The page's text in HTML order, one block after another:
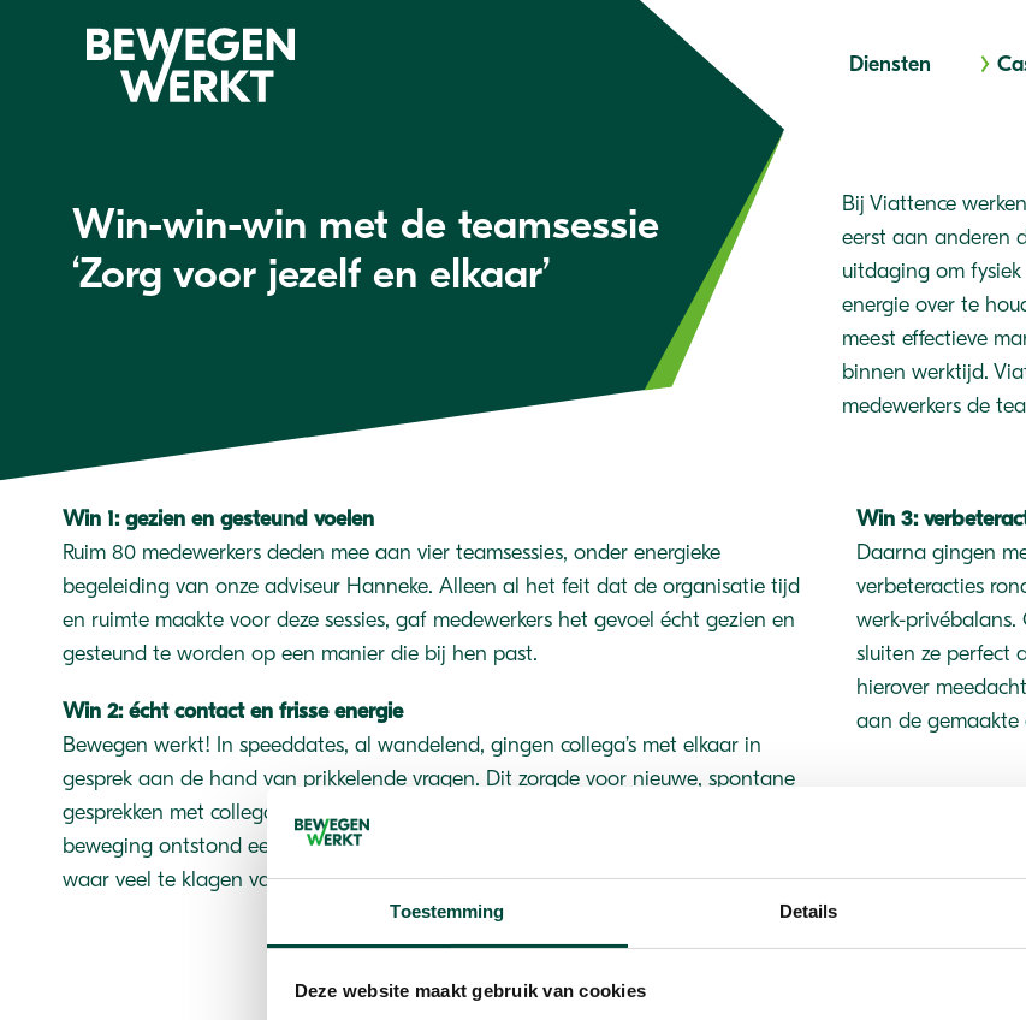
Toestemming Details
Deze website maakt gebruik van cookies
Diensten
Win-win-win met de teamsessie
‘Zorg voor jezelf en elkaar’
Bij Viattence
eerst aan anderen
uitdaging om
energie over te
meest effectieve
binnen werktijd.
medewerkers de
Win 1: gezien en gesteund voelen
Ruim 80 medewerkers deden mee aan vier teamsessies, onder energieke
begeleiding van onze adviseur Hanneke. Alleen al het feit dat de organisatie tijd
en ruimte maakte voor deze sessies, gaf medewerkers het gevoel écht gezien en
gesteund te worden op een manier die bij hen past.
Win 2: écht contact en frisse energie
Bewegen werkt! In speeddates, al wandelend, gingen collega’s met elkaar in
gesprek aan de hand van prikkelende vragen. Dit zorgde voor nieuwe, spontane
gesprekken met collega’s die je normaal gesproken maar zelden ziet. Buiten in
beweging ontstond een open, energieke en positieve sfeer, juist in een sector
waar veel te klagen valt.
Win 3:
Daarna gingen
verbeteracties
werk-privébalans.
sluiten ze perfect
hierover
aan de gemaakte
“Het is mooi om te zien dat de aandacht vanuit de organisatie, het